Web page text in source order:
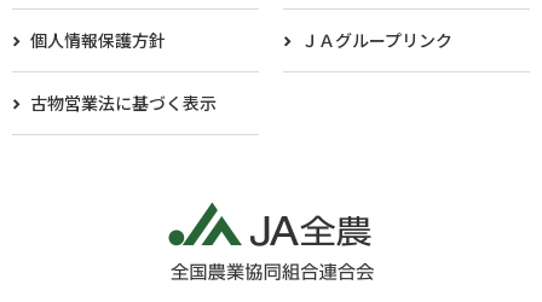
個人情報保護方針 ＪＡグループリンク
古物営業法に基づく表示